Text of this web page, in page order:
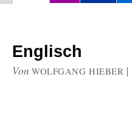
Englisch
Von WOLFGANG HIEBER |